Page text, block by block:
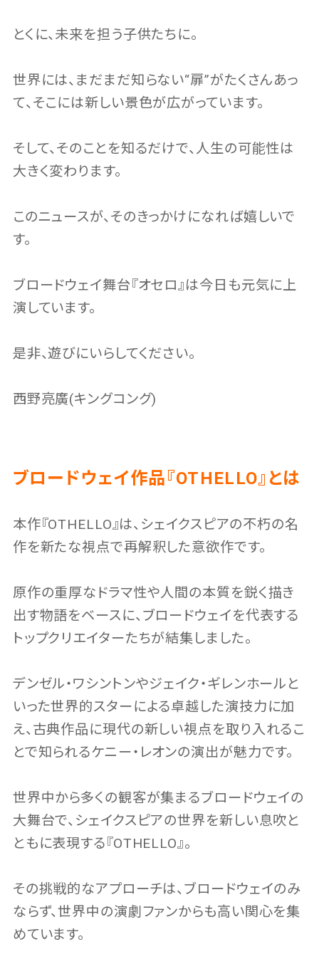
とくに、未来を担う子供たちに。
世界には、まだまだ知らない“扉”がたくさんあっ
て、そこには新しい景色が広がっています。
そして、そのことを知るだけで、人生の可能性は
大きく変わります。
このニュースが、そのきっかけになれば嬉しいで
す。
ブロードウェイ舞台『オセロ』は今日も元気に上
演しています。
是非、遊びにいらしてください。
西野亮廣(キングコング)
ブロードウェイ作品『OTHELLO』とは
本作『OTHELLO』は、シェイクスピアの不朽の名
作を新たな視点で再解釈した意欲作です。
原作の重厚なドラマ性や人間の本質を鋭く描き
出す物語をベースに、ブロードウェイを代表する
トップクリエイターたちが結集しました。
デンゼル・ワシントンやジェイク・ギレンホールと
いった世界的スターによる卓越した演技力に加
え、古典作品に現代の新しい視点を取り入れるこ
とで知られるケニー・レオンの演出が魅力です。
世界中から多くの観客が集まるブロードウェイの
大舞台で、シェイクスピアの世界を新しい息吹と
ともに表現する『OTHELLO』。
その挑戦的なアプローチは、ブロードウェイのみ
ならず、世界中の演劇ファンからも高い関心を集
めています。